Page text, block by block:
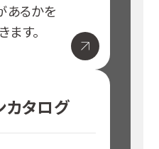
あるかを
ます。
カタログ